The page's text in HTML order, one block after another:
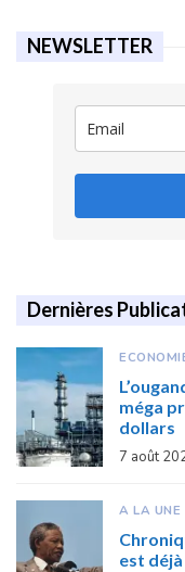
NEWSLETTER
Dernières
méga
dollars
7 août
A LA UNE
est